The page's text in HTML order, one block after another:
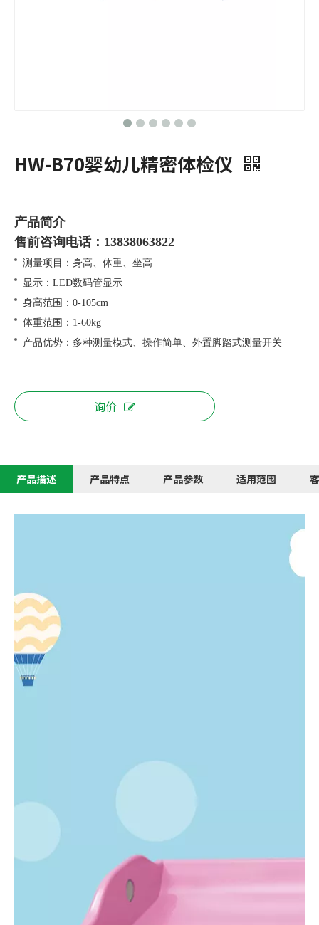
HW-B70婴幼儿精密体检仪
产品简介
售前咨询电话：13838063822
测量项目：身高、体重、坐高
显示：LED数码管显示
身高范围：0-105cm
体重范围：1-60kg
产品优势：多种测量模式、操作简单、外置脚踏式测量开关
询价
产品描述 产品特点 产品参数 适用范围